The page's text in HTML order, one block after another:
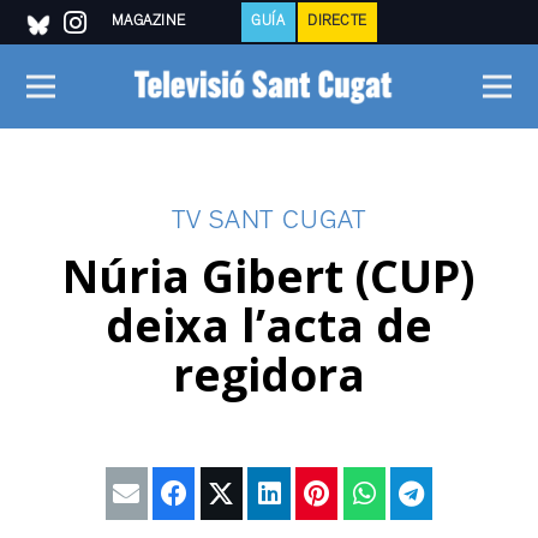
MAGAZINE GUÍA DIRECTE
TV SANT CUGAT
Núria Gibert (CUP)
deixa l’acta de
regidora